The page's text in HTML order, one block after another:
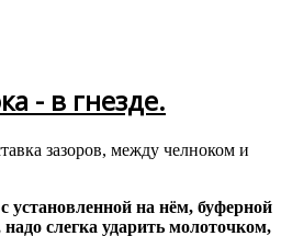
- в гнезде.
зазоров, между челноком и
установленной на нём, буферной
слегка ударить молоточком,